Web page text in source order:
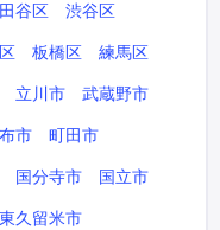
谷区 渋谷区
板橋区 練馬区
立川市 武蔵野市
市 町田市
国分寺市 国立市
東久留米市